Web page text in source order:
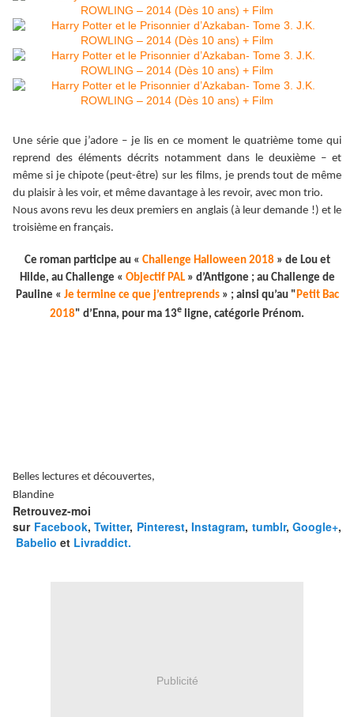
Une série que j’adore – je lis en ce moment le quatrième tome qui
reprend des éléments décrits notamment dans le deuxième – et
même si je chipote (peut-être) sur les films, je prends tout de même
du plaisir à les voir, et même davantage à les revoir, avec mon trio.
Nous avons revu les deux premiers en anglais (à leur demande !) et le
troisième en français.
Ce roman participe au « Challenge Halloween 2018» de Lou et
Hilde, au Challenge « Objectif PAL» d’Antigone ; au Challenge de
Pauline « Je termine ce que j’entreprends» ; ainsi qu’au "Petit Bac
2018" d’Enna, pour ma 13e ligne, catégorie Prénom.
Belles lectures et découvertes,
Blandine
Retrouvez-moi
sur Facebook, Twitter, Pinterest, Instagram, tumblr, Google+,
Babelio et Livraddict.
Publicité